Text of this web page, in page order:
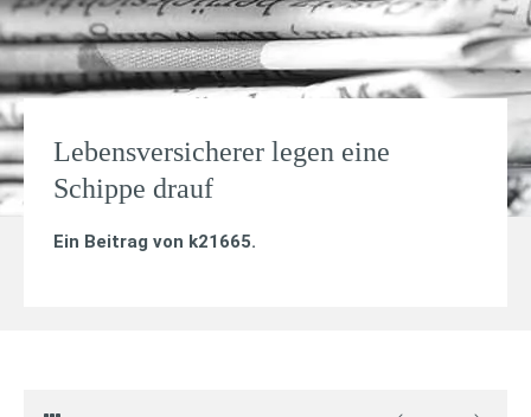
Lebensversicherer legen eine
Schippe drauf
Ein Beitrag von k21665.